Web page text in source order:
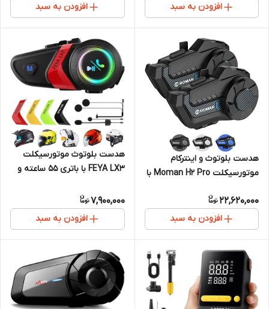
افزودن به سبد افزودن به سبد
هدست بلوتوث و اینترکام
موتورسیکلت Moman H2 Pro با
22,620,000
افزودن به سبد
هدست بلوتوث موتورسیکلت
FEYA LX3 با باتری ۵۵ ساعته و
7,900,000
افزودن به سبد